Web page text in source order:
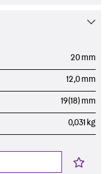
20 mm
12,0 mm
19(18) mm
0,031 kg